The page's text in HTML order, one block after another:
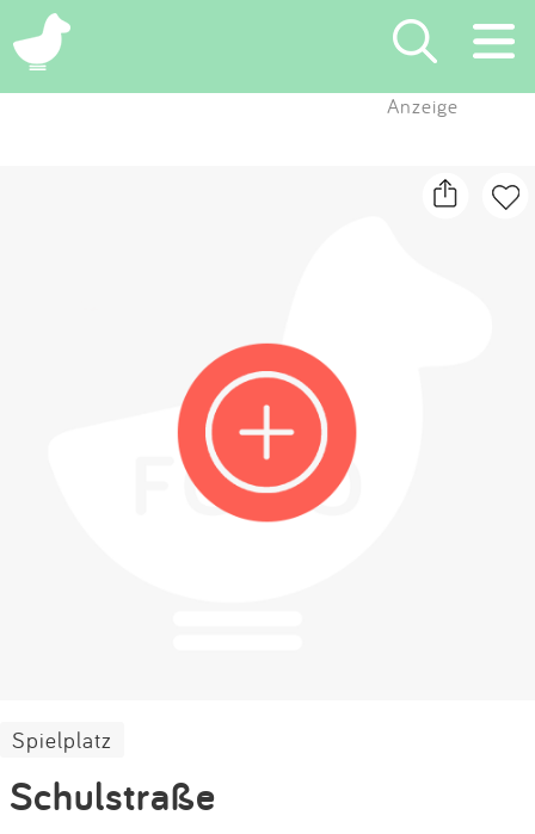
×
Blog
Partner
Kontakt
Impressum
Anzeige
Spielplatz
Schulstraße